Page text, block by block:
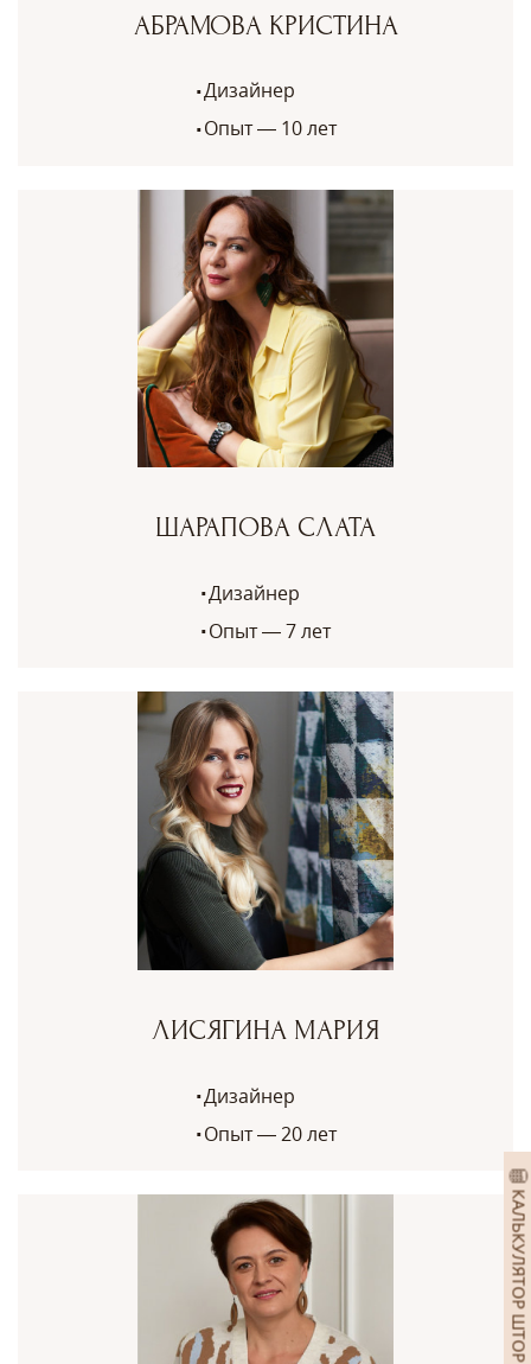
КАЛЬКУЛЯТОР ШТОР
АБРАМОВА КРИСТИНА
Дизайнер
Опыт — 10 лет
ШАРАПОВА СЛАТА
Дизайнер
Опыт — 7 лет
ЛИСЯГИНА МАРИЯ
Дизайнер
Опыт — 20 лет